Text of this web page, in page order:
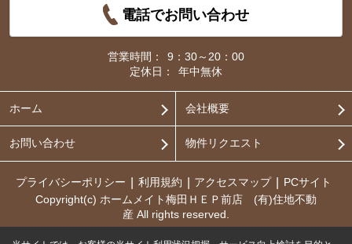
電話でお問い合わせ
営業時間：
9：30～20：00
定休日：
年中無休
ホーム 会社概要
お問い合わせ 物件リクエスト
プライバシーポリシー 利用規約 アクセスマップ
PCサイト
Copyright(c) ホームメイト梅田ＨＥＰ前店 (有)住地不動
産 All rights reserved.